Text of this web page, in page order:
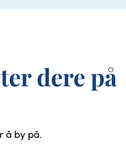
dere på
å by på.